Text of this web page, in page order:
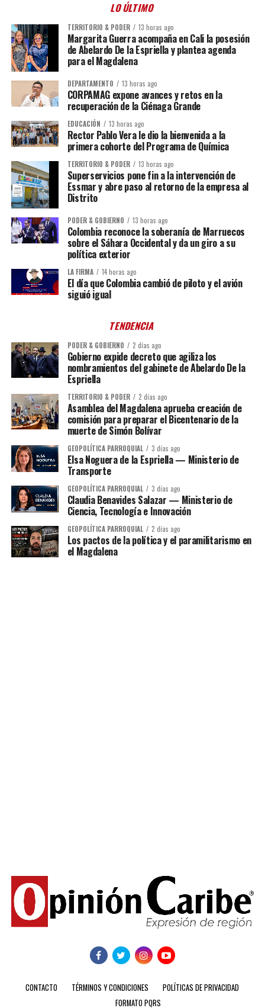
LO ÚLTIMO
TERRITORIO & PODER 13 horas ago
Margarita Guerra acompaña en Cali la posesión
de Abelardo De la Espriella y plantea agenda
para el Magdalena
DEPARTAMENTO 13 horas ago
CORPAMAG expone avances y retos en la
recuperación de la Ciénaga Grande
EDUCACIÓN 13 horas ago
Rector Pablo Vera le dio la bienvenida a la
primera cohorte del Programa de Química
TERRITORIO & PODER 13 horas ago
Superservicios pone fin a la intervención de
Essmar y abre paso al retorno de la empresa al
Distrito
PODER & GOBIERNO 13 horas ago
Colombia reconoce la soberanía de Marruecos
sobre el Sáhara Occidental y da un giro a su
política exterior
LA FIRMA 14 horas ago
El día que Colombia cambió de piloto y el avión
siguió igual
TENDENCIA
PODER & GOBIERNO 2 días ago
Gobierno expide decreto que agiliza los
nombramientos del gabinete de Abelardo De la
Espriella
TERRITORIO & PODER 2 días ago
Asamblea del Magdalena aprueba creación de
comisión para preparar el Bicentenario de la
muerte de Simón Bolívar
GEOPOLÍTICA PARROQUIAL 3 días ago
Elsa Noguera de la Espriella — Ministerio de
Transporte
GEOPOLÍTICA PARROQUIAL 3 días ago
Claudia Benavides Salazar — Ministerio de
Ciencia, Tecnología e Innovación
GEOPOLÍTICA PARROQUIAL 2 días ago
Los pactos de la política y el paramilitarismo en
el Magdalena
CONTACTO TÉRMINOS Y CONDICIONES
POLÍTICAS DE PRIVACIDAD
FORMATO PQRS